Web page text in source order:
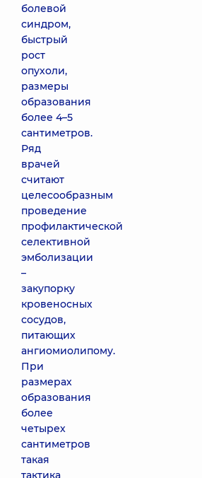
болевой
синдром,
быстрый
рост
опухоли,
размеры
образования
более 4–5
сантиметров.
Ряд
врачей
считают
целесообразным
проведение
профилактической
селективной
эмболизации
–
закупорку
кровеносных
сосудов,
питающих
ангиомиолипому.
При
размерах
образования
более
четырех
сантиметров
такая
тактика